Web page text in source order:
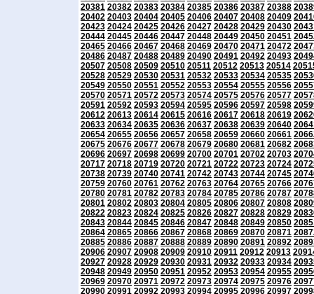
20381 20382 20383 20384 20385 20386 20387 20388
20402 20403 20404 20405 20406 20407 20408 20409
20423 20424 20425 20426 20427 20428 20429 20430
20444 20445 20446 20447 20448 20449 20450 20451
20465 20466 20467 20468 20469 20470 20471 20472
20486 20487 20488 20489 20490 20491 20492 20493
20507 20508 20509 20510 20511 20512 20513 20514
20528 20529 20530 20531 20532 20533 20534 20535
20549 20550 20551 20552 20553 20554 20555 20556
20570 20571 20572 20573 20574 20575 20576 20577
20591 20592 20593 20594 20595 20596 20597 20598
20612 20613 20614 20615 20616 20617 20618 20619
20633 20634 20635 20636 20637 20638 20639 20640
20654 20655 20656 20657 20658 20659 20660 20661
20675 20676 20677 20678 20679 20680 20681 20682
20696 20697 20698 20699 20700 20701 20702 20703
20717 20718 20719 20720 20721 20722 20723 20724
20738 20739 20740 20741 20742 20743 20744 20745
20759 20760 20761 20762 20763 20764 20765 20766
20780 20781 20782 20783 20784 20785 20786 20787
20801 20802 20803 20804 20805 20806 20807 20808
20822 20823 20824 20825 20826 20827 20828 20829
20843 20844 20845 20846 20847 20848 20849 20850
20864 20865 20866 20867 20868 20869 20870 20871
20885 20886 20887 20888 20889 20890 20891 20892
20906 20907 20908 20909 20910 20911 20912 20913
20927 20928 20929 20930 20931 20932 20933 20934
20948 20949 20950 20951 20952 20953 20954 20955
20969 20970 20971 20972 20973 20974 20975 20976
20990 20991 20992 20993 20994 20995 20996 20997